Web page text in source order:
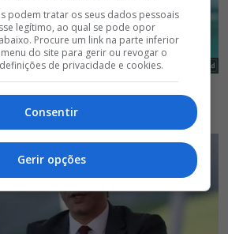
podem tratar os seus dados pessoais
legítimo, ao qual se pode opor
Procure um link na parte inferior
do site para gerir ou revogar o
de privacidade e cookies.
Consentir
Gerir opções